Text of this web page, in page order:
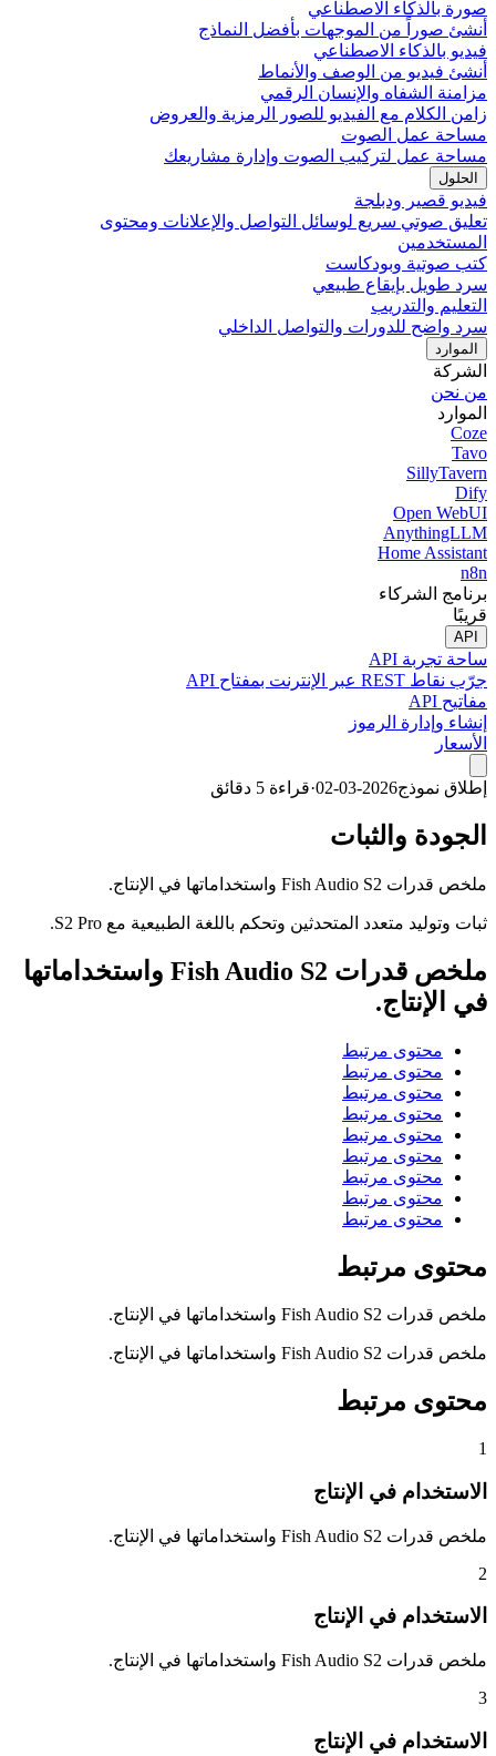
صورة بالذكاء الاصطناعي
أنشئ صوراً من الموجهات بأفضل النماذج
فيديو بالذكاء الاصطناعي
أنشئ فيديو من الوصف والأنماط
مزامنة الشفاه والإنسان الرقمي
زامن الكلام مع الفيديو للصور الرمزية والعروض
مساحة عمل الصوت
مساحة عمل لتركيب الصوت وإدارة مشاريعك
الحلول
فيديو قصير ودبلجة
تعليق صوتي سريع لوسائل التواصل والإعلانات ومحتوى
المستخدمين
كتب صوتية وبودكاست
سرد طويل بإيقاع طبيعي
التعليم والتدريب
سرد واضح للدورات والتواصل الداخلي
الموارد
الشركة
من نحن
الموارد
Coze
Tavo
SillyTavern
Dify
Open WebUI
AnythingLLM
Home Assistant
n8n
برنامج الشركاء
قريبًا
API
ساحة تجربة API
جرّب نقاط REST عبر الإنترنت بمفتاح API
مفاتيح API
إنشاء وإدارة الرموز
الأسعار
إطلاق نموذج2026-03-02
·قراءة 5 دقائق
الجودة والثبات
ملخص قدرات Fish Audio S2 واستخداماتها في الإنتاج.
ثبات وتوليد متعدد المتحدثين وتحكم باللغة الطبيعية مع S2 Pro.
ملخص قدرات Fish Audio S2 واستخداماتها
في الإنتاج.
محتوى مرتبط
محتوى مرتبط
محتوى مرتبط
محتوى مرتبط
محتوى مرتبط
محتوى مرتبط
محتوى مرتبط
محتوى مرتبط
محتوى مرتبط
محتوى مرتبط
ملخص قدرات Fish Audio S2 واستخداماتها في الإنتاج.
ملخص قدرات Fish Audio S2 واستخداماتها في الإنتاج.
محتوى مرتبط
1
الاستخدام في الإنتاج
ملخص قدرات Fish Audio S2 واستخداماتها في الإنتاج.
2
الاستخدام في الإنتاج
ملخص قدرات Fish Audio S2 واستخداماتها في الإنتاج.
3
الاستخدام في الإنتاج